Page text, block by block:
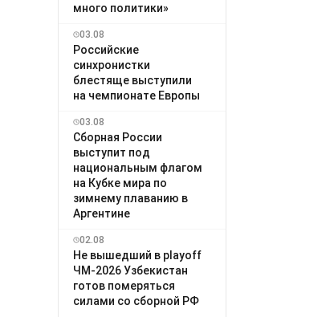
много политики»
03.08
Российские
синхронистки
блестяще выступили
на чемпионате Европы
03.08
Сборная России
выступит под
национальным флагом
на Кубке мира по
зимнему плаванию в
Аргентине
02.08
Не вышедший в playoff
ЧМ-2026 Узбекистан
готов померяться
силами со сборной РФ